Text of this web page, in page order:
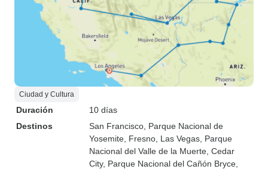
Ciudad y Cultura
Duración
10 días
Destinos
San Francisco , Parque Nacional de
Yosemite , Fresno , Las Vegas , Parque
Nacional del Valle de la Muerte , Cedar
City, Parque Nacional del Cañón Bryce